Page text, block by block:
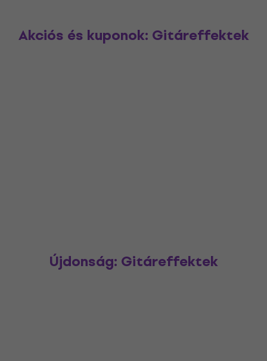
Akciós és kuponok: Gitáreffektek
Újdonság: Gitáreffektek